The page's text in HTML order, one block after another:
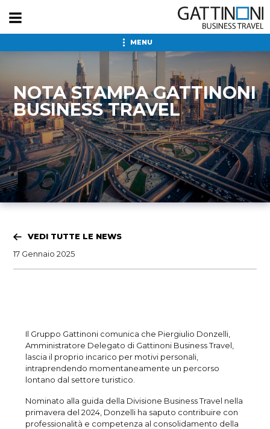
MENU
NOTA STAMPA GATTINONI
BUSINESS TRAVEL
VEDI TUTTE LE NEWS
17 Gennaio 2025
Il Gruppo Gattinoni comunica che Piergiulio Donzelli,
Amministratore Delegato di Gattinoni Business Travel,
lascia il proprio incarico per motivi personali,
intraprendendo momentaneamente un percorso
lontano dal settore turistico.
Nominato alla guida della Divisione Business Travel nella
primavera del 2024, Donzelli ha saputo contribuire con
professionalità e competenza al consolidamento della